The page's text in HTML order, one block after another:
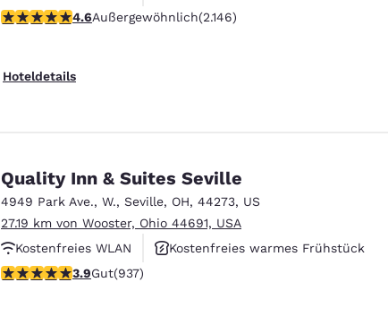
Haustierfreundlich
4.64-Sterne-Bewertung. Außergewöhnlich. 2146 Bewertungen
4.6Außergewöhnlich(2.146)
Hoteldetails
Quality Inn & Suites Seville
4949 Park Ave., W., Seville, OH, 44273, US
27.19 km von Wooster, Ohio 44691, USA
Kostenfreies WLAN
Kostenfreies warmes Frühstück
Haustierfreundlich
3.86-Sterne-Bewertung. Gut. 937 Bewertungen
3.9Gut(937)